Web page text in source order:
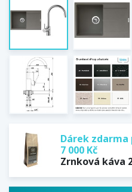
Dárek zdarma
7 000 Kč
Zrnková káva